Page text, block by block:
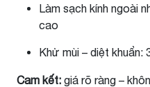
Làm sạch kính ngoài
cao
Khử mùi – diệt khuẩn:
Cam kết: giá rõ ràng –